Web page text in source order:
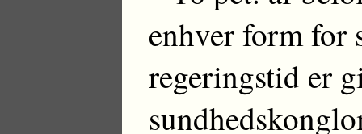
enhver form for
regeringstid er